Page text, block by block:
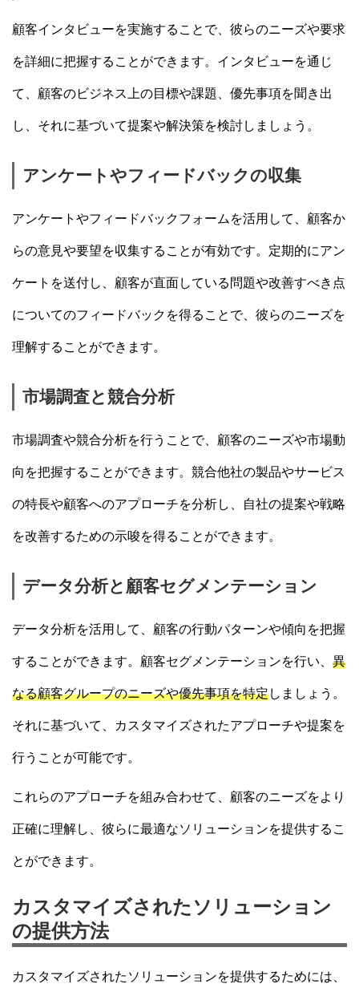
顧客インタビューを実施することで、彼らのニーズや要求
を詳細に把握することができます。インタビューを通じ
て、顧客のビジネス上の目標や課題、優先事項を聞き出
し、それに基づいて提案や解決策を検討しましょう。
アンケートやフィードバックの収集
アンケートやフィードバックフォームを活用して、顧客か
らの意見や要望を収集することが有効です。定期的にアン
ケートを送付し、顧客が直面している問題や改善すべき点
についてのフィードバックを得ることで、彼らのニーズを
理解することができます。
市場調査と競合分析
市場調査や競合分析を行うことで、顧客のニーズや市場動
向を把握することができます。競合他社の製品やサービス
の特長や顧客へのアプローチを分析し、自社の提案や戦略
を改善するための示唆を得ることができます。
データ分析と顧客セグメンテーション
データ分析を活用して、顧客の行動パターンや傾向を把握
することができます。顧客セグメンテーションを行い、 異
なる顧客グループのニーズや優先事項を特定しましょう。
それに基づいて、カスタマイズされたアプローチや提案を
行うことが可能です。
これらのアプローチを組み合わせて、顧客のニーズをより
正確に理解し、彼らに最適なソリューションを提供するこ
とができます。
カスタマイズされたソリューション
の提供方法
カスタマイズされたソリューションを提供するためには、